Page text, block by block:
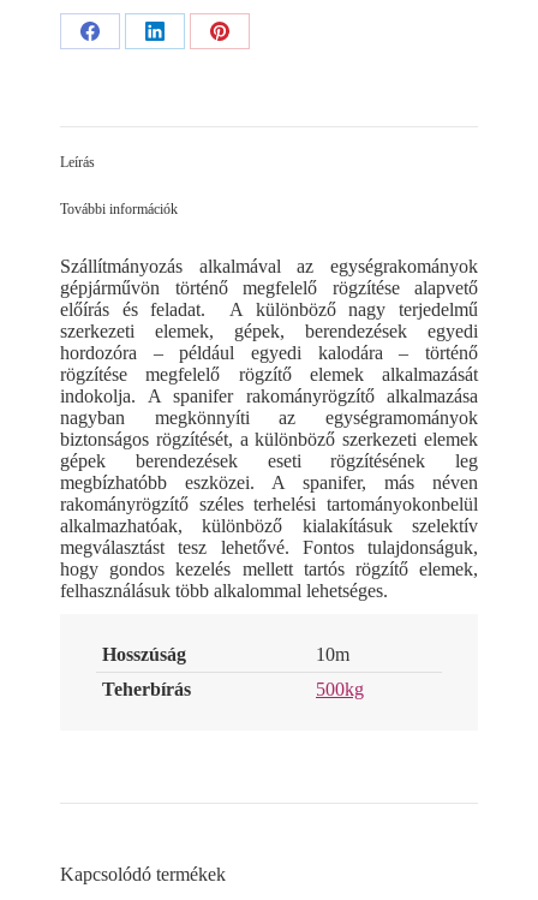
Share
Share
Share
Leírás
További információk
Szállítmányozás alkalmával az egységrakományok
gépjárművön történő megfelelő rögzítése alapvető
előírás és feladat. A különböző nagy terjedelmű
szerkezeti elemek, gépek, berendezések egyedi
hordozóra – például egyedi kalodára – történő
rögzítése megfelelő rögzítő elemek alkalmazását
indokolja. A spanifer rakományrögzítő alkalmazása
nagyban megkönnyíti az egységramományok
biztonságos rögzítését, a különböző szerkezeti elemek
gépek berendezések eseti rögzítésének leg
megbízhatóbb eszközei. A spanifer, más néven
rakományrögzítő széles terhelési tartományokonbelül
alkalmazhatóak, különböző kialakításuk szelektív
megválasztást tesz lehetővé. Fontos tulajdonságuk,
hogy gondos kezelés mellett tartós rögzítő elemek,
felhasználásuk több alkalommal lehetséges.
Hosszúság
10m
Teherbírás
500kg
Kapcsolódó termékek